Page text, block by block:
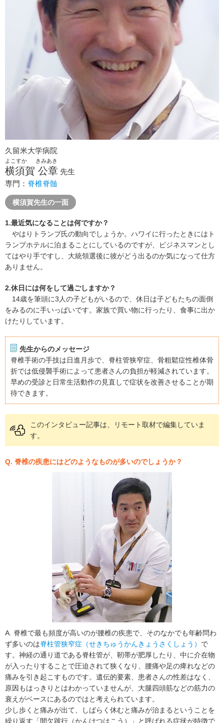
久留米大学病院
よこすか きみあき
横須賀 公章 先生
専門： 脊椎脊髄
横須賀先生の一面
1.最近気になることは何ですか？
やはりトランプ氏の動向でしょうか。ハワイに行ったときにはト
ランプホテルに泊まることにしているのですが、ビジネスマンとし
てはやり手ですし、大統領選後に彼がどう出るのか気になって仕方
ありません。
2.休日には何をして過ごしますか？
14歳を筆頭に3人の子どもがいるので、休日は子どもたちの面倒
をみるのに手いっぱいです。家族で買い物に行ったり、食事に出か
けたりしています。
先生からのメッセージ
脊椎手術の手技は日進月歩で、脊柱管狭窄症、骨粗鬆症性椎体骨
折では低侵襲手術によって患者さんの負担が軽減されています。
早めの受診と日常生活動作の見直しで症状を改善させることが期
待できます。
このインタビュー記事は、リモート取材で編集していま
す。
Q. 脊椎の疾患にはどのようなものが多いのでしょうか？
A. 脊椎で最も頻度が高いのが腰椎の疾患で、そのなかでも年齢問わ
ず多いのは脊柱管狭窄症（せきちゅうかんきょうさくしょう） で
す。神経の通り道である脊柱管が、靭帯が肥厚したり、中に介在物
が入ったりすることで圧迫されて狭くなり、腰痛や足の痺れなどの
痛みを引き起こすものです。遺伝的要素、患者さんの性差はなく、
原因もはっきりとはわかっていませんが、大腿四頭筋などの筋力の
衰えがベースにあるのではと考えられています。
少し歩くと痛みが出て、しばらく休むと痛みが治まるということを
繰り返す「間欠跛行（かんけつはこう）」と呼ばれる症状が特徴で